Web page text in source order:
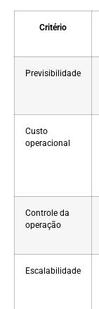
Critério
Previsibilidade
Custo
operacional
Controle da
operação
Escalabilidade